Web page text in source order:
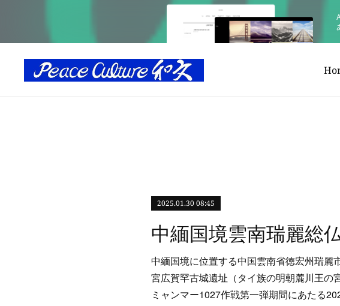
2025.01.30 08:45
中緬国境に位置する中国雲南省徳宏州瑞麗
宮広賀罕古城遺址（タイ族の明朝麓川王の
ミャンマー1027作戦第一弾期間にあたる